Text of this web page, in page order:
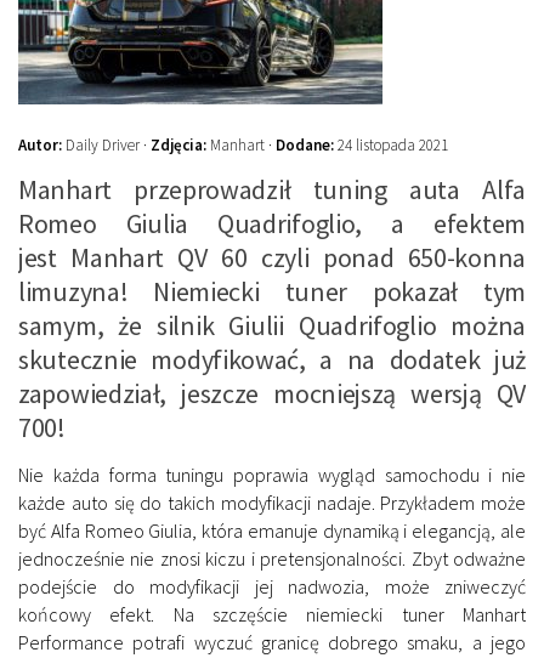
Autor: Daily Driver · Zdjęcia: Manhart · Dodane:24 listopada 2021
Manhart przeprowadził tuning auta Alfa
Romeo Giulia Quadrifoglio, a efektem
jest Manhart QV 60 czyli ponad 650-konna
limuzyna! Niemiecki tuner pokazał tym
samym, że silnik Giulii Quadrifoglio można
skutecznie modyfikować, a na dodatek już
zapowiedział, jeszcze mocniejszą wersją QV
700!
Nie każda forma tuningu poprawia wygląd samochodu i nie
każde auto się do takich modyfikacji nadaje. Przykładem może
być Alfa Romeo Giulia, która emanuje dynamiką i elegancją, ale
jednocześnie nie znosi kiczu i pretensjonalności. Zbyt odważne
podejście do modyfikacji jej nadwozia, może zniweczyć
końcowy efekt. Na szczęście niemiecki tuner Manhart
Performance potrafi wyczuć granicę dobrego smaku, a jego